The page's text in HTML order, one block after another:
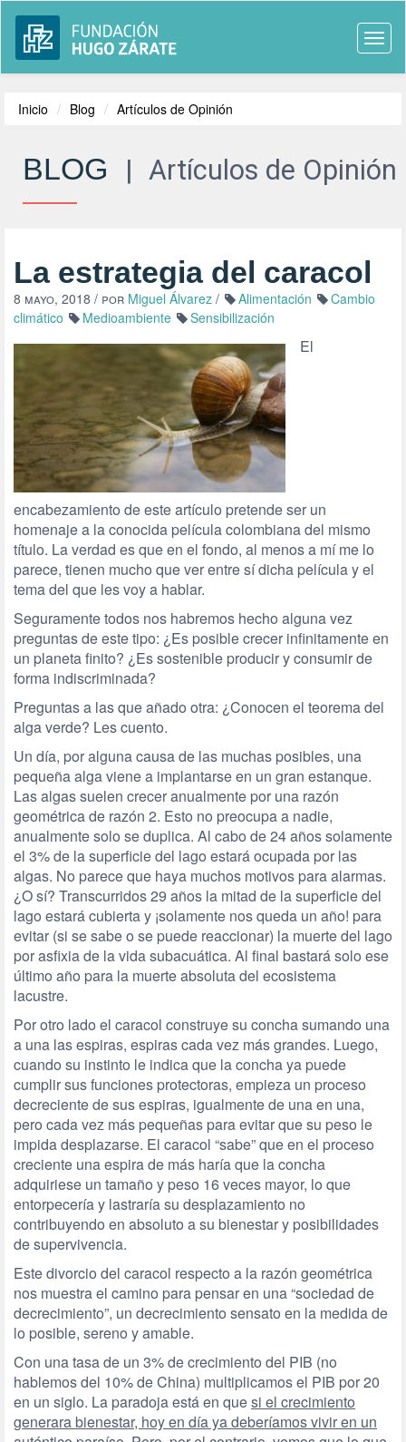
Inicio Blog Artículos de Opinión
BLOG | Artículos de Opinión
La estrategia del caracol
8 mayo, 2018 / por Miguel Álvarez / Alimentación
Cambio
climático
Medioambiente Sensibilización
El
encabezamiento de este artículo pretende ser un
homenaje a la conocida película colombiana del mismo
título. La verdad es que en el fondo, al menos a mí me lo
parece, tienen mucho que ver entre sí dicha película y el
tema del que les voy a hablar.
Seguramente todos nos habremos hecho alguna vez
preguntas de este tipo: ¿Es posible crecer infinitamente en
un planeta finito? ¿Es sostenible producir y consumir de
forma indiscriminada?
Preguntas a las que añado otra: ¿Conocen el teorema del
alga verde? Les cuento.
Un día, por alguna causa de las muchas posibles, una
pequeña alga viene a implantarse en un gran estanque.
Las algas suelen crecer anualmente por una razón
geométrica de razón 2. Esto no preocupa a nadie,
anualmente solo se duplica. Al cabo de 24 años solamente
el 3% de la superficie del lago estará ocupada por las
algas. No parece que haya muchos motivos para alarmas.
¿O sí? Transcurridos 29 años la mitad de la superficie del
lago estará cubierta y ¡solamente nos queda un año! para
evitar (si se sabe o se puede reaccionar) la muerte del lago
por asfixia de la vida subacuática. Al final bastará solo ese
último año para la muerte absoluta del ecosistema
lacustre.
Por otro lado el caracol construye su concha sumando una
a una las espiras, espiras cada vez más grandes. Luego,
cuando su instinto le indica que la concha ya puede
cumplir sus funciones protectoras, empieza un proceso
decreciente de sus espiras, igualmente de una en una,
pero cada vez más pequeñas para evitar que su peso le
impida desplazarse. El caracol “sabe” que en el proceso
creciente una espira de más haría que la concha
adquiriese un tamaño y peso 16 veces mayor, lo que
entorpecería y lastraría su desplazamiento no
contribuyendo en absoluto a su bienestar y posibilidades
de supervivencia.
Este divorcio del caracol respecto a la razón geométrica
nos muestra el camino para pensar en una “sociedad de
decrecimiento”, un decrecimiento sensato en la medida de
lo posible, sereno y amable.
Con una tasa de un 3% de crecimiento del PIB (no
hablemos del 10% de China) multiplicamos el PIB por 20
en un siglo. La paradoja está en quesi el crecimiento
generara bienestar, hoy en día ya deberíamos vivir en un